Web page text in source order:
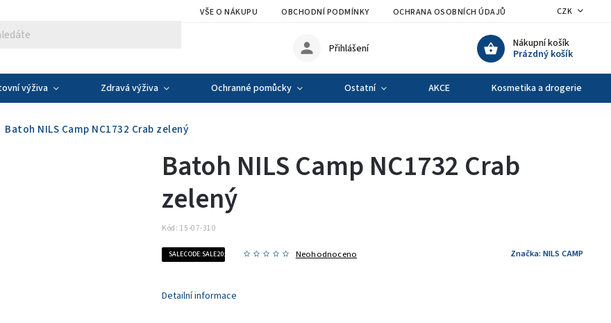
VŠE O NÁKUPU OBCHODNÍ PODMÍNKY OCHRANA OSOBNÍCH ÚDAJŮ VÝMĚNA A VRÁCENÍ
CZK
Nákupní košík
Prázdný košík
Přihlášení
výživa Zdravá výživa Ochranné pomůcky Ostatní AKCE Kosmetika a drogerie
Batoh NILS Camp NC1732 Crab zelený
Batoh NILS Camp NC1732 Crab
zelený
Kód: 15-07-310
SALECODE:SALE20:20:% Neohodnoceno Značka: NILS CAMP
Detailní informace